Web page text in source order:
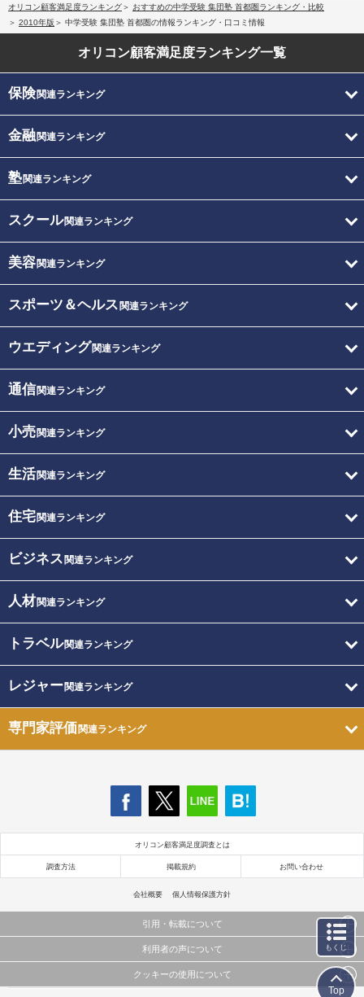
オリコン顧客満足度ランキング
おすすめの中学受験 集団塾 首都圏ランキング・比較
2010年版
中学受験 集団塾 首都圏の情報ランキング・口コミ情報
オリコン顧客満足度ランキング一覧
保険関連ランキング
金融関連ランキング
塾関連ランキング
スクール関連ランキング
美容関連ランキング
スポーツ＆ヘルス 関連ランキング
ウエディング関連ランキング
通信関連ランキング
小売関連ランキング
生活関連ランキング
住宅関連ランキング
ビジネス 関連ランキング
人材関連ランキング
トラベル関連ランキング
レジャー関連ランキング
専門家評価関連ランキング
オリコン顧客満足度調査とは
調査方法 掲載規約 お問い合わせ
会社概要 個人情報保護方針
引用・転載について
当サイトで公開されている情報（文字、写真、イラスト、画像データ等）及びこれらの配置・
これらの情報を権利者の許可なく無断転載・複製などの二次利用を行うことは固く禁じており
利用者の声について
当サイトに掲載している内容はすべてサービスの利用者が提出された見解・感想です。
クッキーの使用について
もくじ
Top